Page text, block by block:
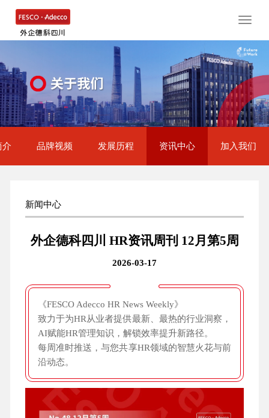
Toggle
介 品牌视频 发展历程 资讯中心 加入我们
新闻中心
外企德科四川 HR资讯周刊 12月第5周
2026-03-17
《FESCO Adecco HR News Weekly》
致力于为HR从业者提供最新、最热的行业洞察，
AI赋能HR管理知识，解锁效率提升新路径。
每周准时推送，与您共享HR领域的智慧火花与前
沿动态。